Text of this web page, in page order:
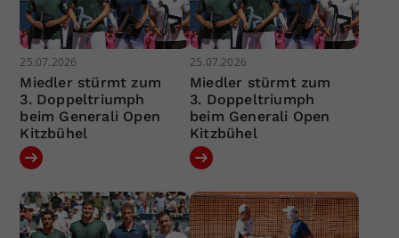
25.07.2026
Miedler stürmt zum
3. Doppeltriumph
beim Generali Open
Kitzbühel
25.07.2026
Miedler stürmt zum
3. Doppeltriumph
beim Generali Open
Kitzbühel